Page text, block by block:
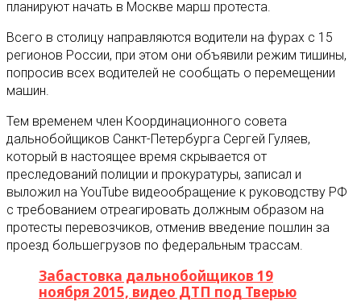
планируют начать в Москве марш протеста.
Всего в столицу направляются водители на фурах с 15
регионов России, при этом они объявили режим тишины,
попросив всех водителей не сообщать о перемещении
машин.
Тем временем член Координационного совета
дальнобойщиков Санкт-Петербурга Сергей Гуляев,
который в настоящее время скрывается от
преследований полиции и прокуратуры, записал и
выложил на YouTube видеообращение к руководству РФ
с требованием отреагировать должным образом на
протесты перевозчиков, отменив введение пошлин за
проезд большегрузов по федеральным трассам.
Забастовка дальнобойщиков 19
ноября 2015, видео ДТП под Тверью